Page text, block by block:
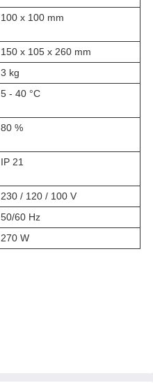
100 x 100 mm
150 x 105 x 260 mm
3 kg
5 - 40 °C
80 %
IP 21
230 / 120 / 100 V
50/60 Hz
270 W